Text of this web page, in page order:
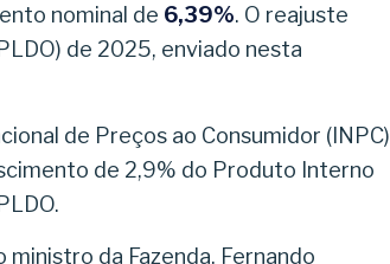
nominal de 6,39%. O reajuste
de 2025, enviado nesta
de Preços ao Consumidor (INPC)
de 2,9% do Produto Interno
da Fazenda, Fernando